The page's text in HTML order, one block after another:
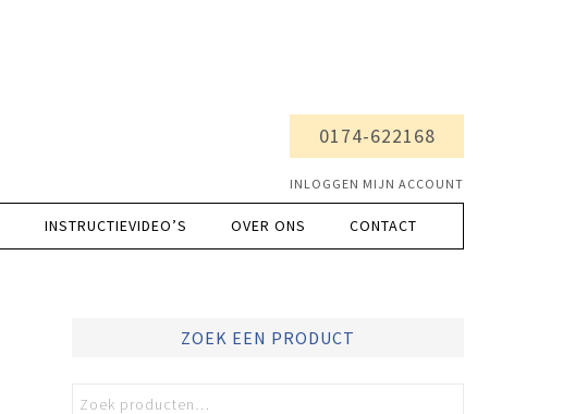
0174-622168
INLOGGEN MIJN ACCOUNT
INSTRUCTIEVIDEO’S OVER ONS CONTACT
ZOEK EEN PRODUCT